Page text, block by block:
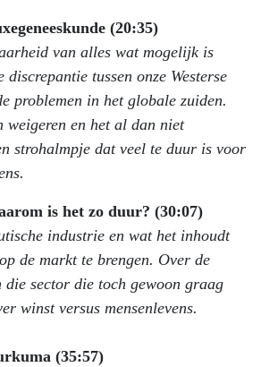
(20:35)
van alles wat mogelijk is
tussen onze Westerse
problemen in het globale zuiden.
weigeren en het al dan niet
strohalmpje dat veel te duur is voor
is het zo duur? (30:07)
industrie en wat het inhoudt
de markt te brengen. Over de
die sector die toch gewoon graag
winst versus mensenlevens.
(35:57)